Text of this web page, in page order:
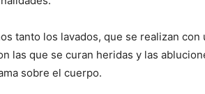
tanto los lavados, que se realizan con
las que se curan heridas y las
sobre el cuerpo.